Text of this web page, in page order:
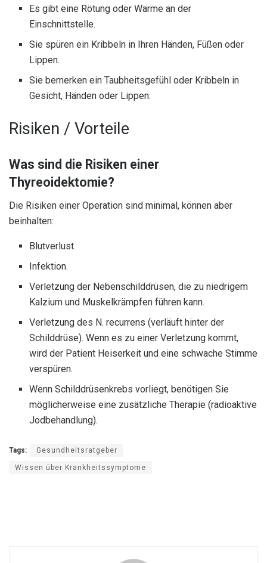
Es gibt eine Rötung oder Wärme an der
Einschnittstelle.
Sie spüren ein Kribbeln in Ihren Händen, Füßen oder
Lippen.
Sie bemerken ein Taubheitsgefühl oder Kribbeln in
Gesicht, Händen oder Lippen.
Risiken / Vorteile
Was sind die Risiken einer
Thyreoidektomie?
Die Risiken einer Operation sind minimal, können aber
beinhalten:
Blutverlust.
Infektion.
Verletzung der Nebenschilddrüsen, die zu niedrigem
Kalzium und Muskelkrämpfen führen kann.
Verletzung des N. recurrens (verläuft hinter der
Schilddrüse). Wenn es zu einer Verletzung kommt,
wird der Patient Heiserkeit und eine schwache Stimme
verspüren.
Wenn Schilddrüsenkrebs vorliegt, benötigen Sie
möglicherweise eine zusätzliche Therapie (radioaktive
Jodbehandlung).
Tags: Gesundheitsratgeber
Wissen über Krankheitssymptome